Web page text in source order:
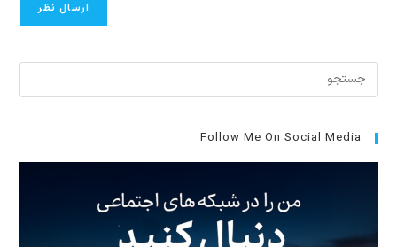
کلید
Follow Me On Social Media